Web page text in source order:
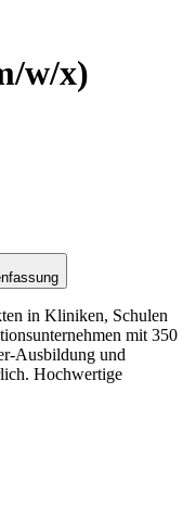
w/x)
in Kliniken, Schulen
mit 350
Ausbildung und
Hochwertige